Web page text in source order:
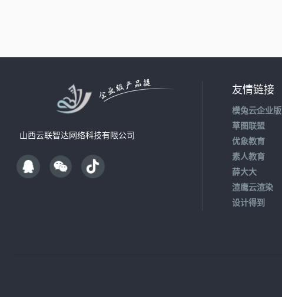
山西云联智达网络科技有限公司
友情链接
模兔云企业版
草图联盟
优象教育
素人教育
薛大大
渲鹰云渲染
设计得到